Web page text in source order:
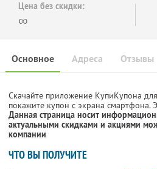
Цена без скидки:
∞
Основное Отзывы
Адреса
Скачайте приложение КупиКупона для
покажите купон с экрана смартфона.
Данная страница носит
актуальными скидками и акциями
компании
ЧТО ВЫ ПОЛУЧИТЕ